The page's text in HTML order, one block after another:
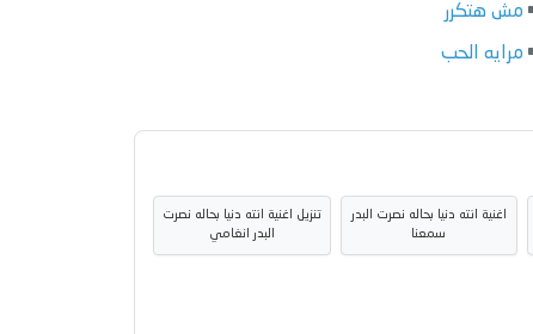
مش هتكرر
مرايه الحب
اغنية انته دنيا بحاله نصرت البدر
سمعنا
تنزيل اغنية انته دنيا بحاله نصرت
البدر انغامي